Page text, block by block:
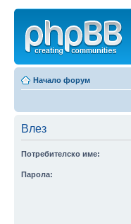
Начало форум
Влез
Потребителско име:
Парола: